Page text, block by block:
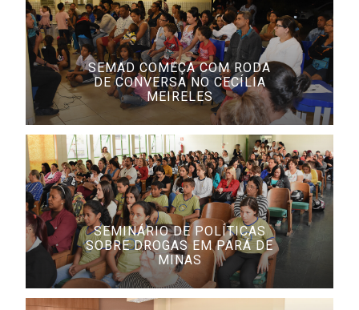
SEMAD COMEÇA COM RODA
DE CONVERSA NO CECÍLIA
MEIRELES
SEMINÁRIO DE POLÍTICAS
SOBRE DROGAS EM PARÁ DE
MINAS